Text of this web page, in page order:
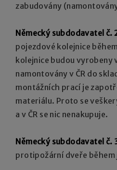
zabudovány
Německý subdodavatel č.
pojezdové kolejnice
kolejnice budou vyrobeny
namontovány v ČR do
montážních prací je
materiálu. Proto se
a v ČR se nic nenakupuje.
Německý subdodavatel č.
protipožární dveře během